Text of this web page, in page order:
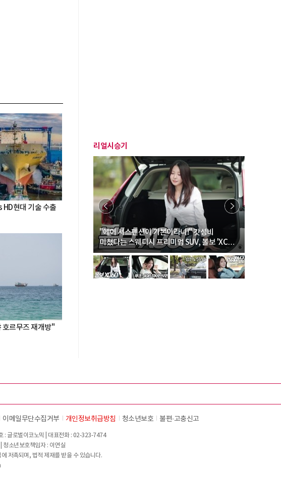
HD현대 기술 수출
호르무즈 재개방"
리얼시승기
본 ‘전설의 무쏘’… “여성·
"에어 서스펜션이 기본이라니!" 갓성비
미쳤다는 스웨디시 프리미엄 SUV, 볼보 'XC60
B5 울트라'
이메일무단수집거부 개인정보취급방침 청소년보호 불편∙고충신고
: 글로벌이코노믹 | 대표전화 : 02-323-7474
청소년보호책임자 : 이연실
저촉되며, 법적 제재를 받을 수 있습니다.